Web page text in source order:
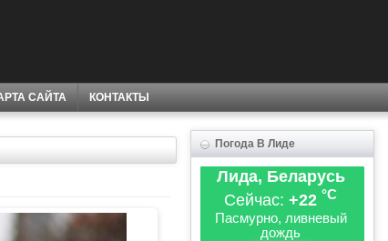
САЙТА КОНТАКТЫ
Погода В Лиде
Лида, Беларусь
Сейчас: +22 °C
Пасмурно, ливневый
дождь